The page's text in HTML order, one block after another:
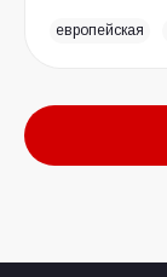
европейская